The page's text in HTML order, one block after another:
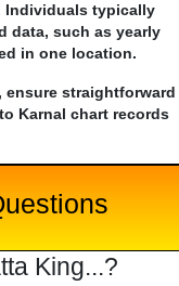
Individuals typically
data, such as yearly
in one location.
straightforward
Karnal chart records
King...?